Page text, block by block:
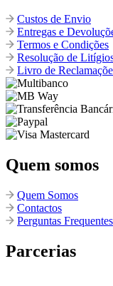
Custos de Envio
Entregas e
Termos e Condições
Resolução de
Livro de
Quem somos
Quem Somos
Contactos
Perguntas Frequentes
Parcerias